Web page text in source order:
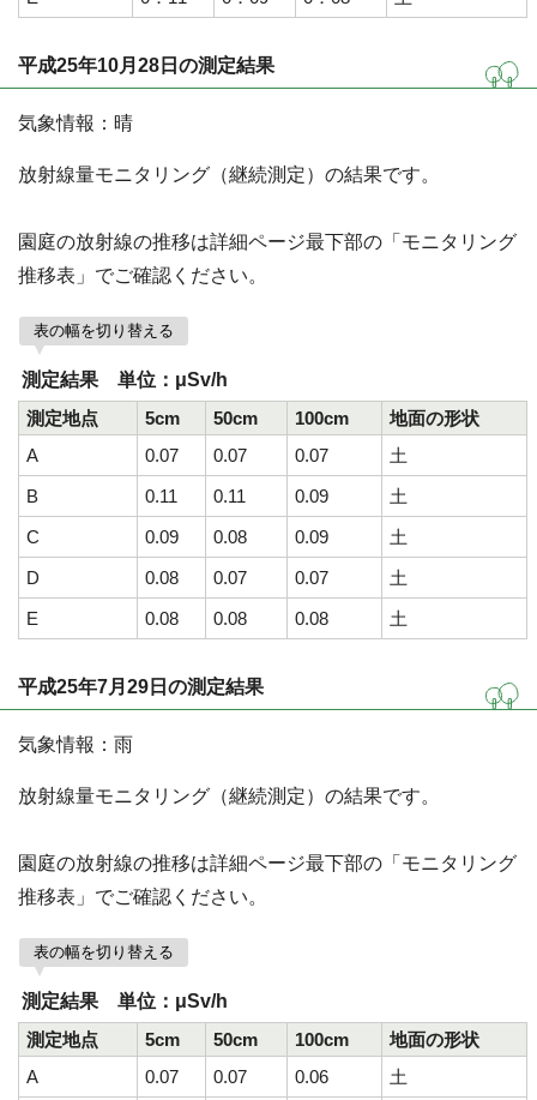
平成25年10月28日の測定結果
気象情報：晴
放射線量モニタリング（継続測定）の結果です。
園庭の放射線の推移は詳細ページ最下部の「モニタリング
推移表」でご確認ください。
表の幅を切り替える
測定結果 単位：μSv/h
測定地点
5cm 50cm 100cm
地面の形状
A
0.07 0.07 0.07
土
B
0.11 0.11 0.09
土
C
0.09 0.08 0.09
土
D
0.08 0.07 0.07
土
E
0.08 0.08 0.08 土
平成25年7月29日の測定結果
気象情報：雨
放射線量モニタリング（継続測定）の結果です。
園庭の放射線の推移は詳細ページ最下部の「モニタリング
推移表」でご確認ください。
表の幅を切り替える
測定結果 単位：μSv/h
測定地点
5cm 50cm 100cm
地面の形状
A
0.07 0.07 0.06
土